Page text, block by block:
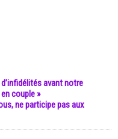
avant notre
couple »
ne participe pas aux